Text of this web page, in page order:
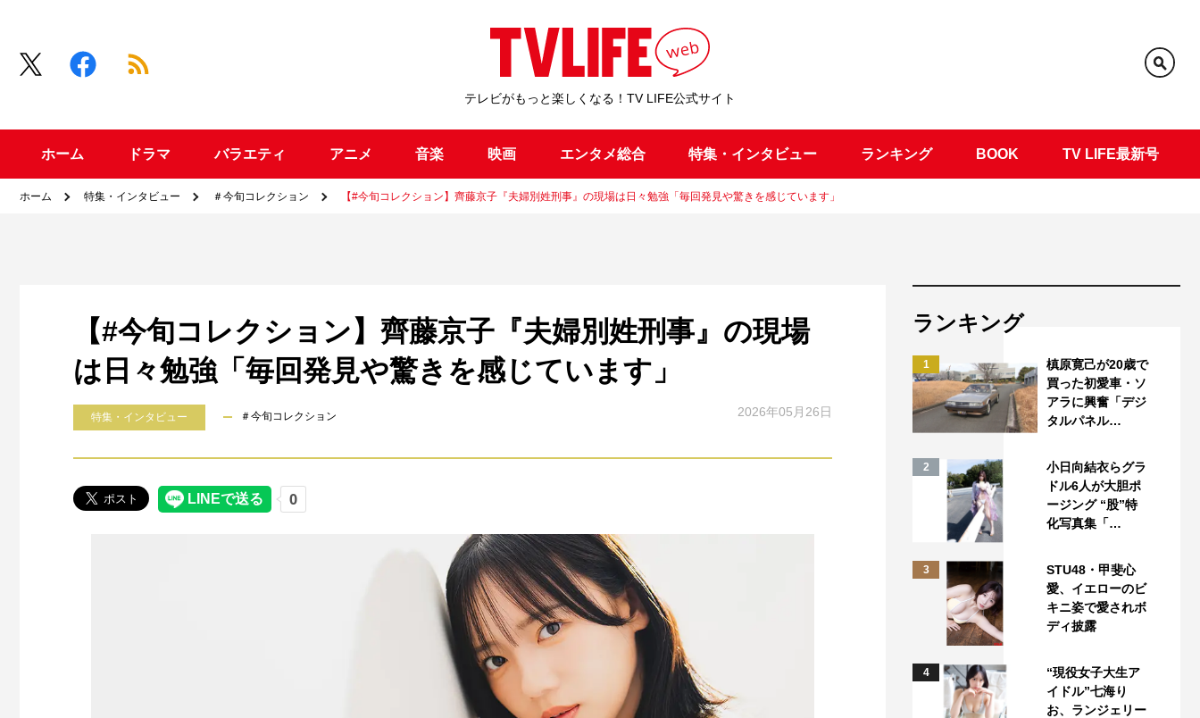
テレビがもっと楽しくなる！TV LIFE公式サイト
ホーム ドラマ バラエティ アニメ 音楽 映画 エンタメ総合 特集・インタビュー ランキング BOOK TV LIFE最新号
ホーム 特集・インタビュー ＃今旬コレクション 【#今旬コレクション】齊藤京子『夫婦別姓刑事』の現場は日々勉強「毎回発見や驚きを感じています」
【#今旬コレクション】齊藤京子『夫婦別姓刑事』の現場
は日々勉強「毎回発見や驚きを感じています」
特集・インタビュー ＃今旬コレクション 2026年05月26日
ランキング
1
槙原寛己が20歳で
買った初愛車・ソ
アラに興奮「デジ
タルパネル…
2
小日向結衣らグラ
ドル6人が大胆ポ
ージング “股”特
化写真集「…
3
STU48・甲斐心
愛、イエローのビ
キニ姿で愛されボ
ディ披露
4
“現役女子大生ア
イドル”七海り
お、ランジェリー